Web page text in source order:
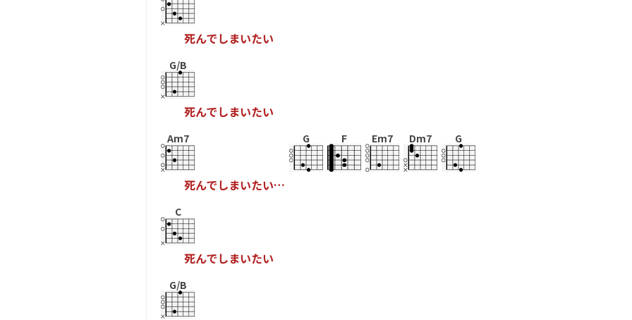
死んでしまいたい
G/B
死んでしまいたい
Am7
死んでしまいたい…
G F Em7 Dm7 G
C
死んでしまいたい
G/B